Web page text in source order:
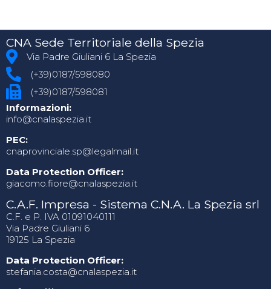
CNA Sede Territoriale della Spezia
Via Padre Giuliani 6 La Spezia
(+39)0187/598080
(+39)0187/598081
Informazioni:
info@cnalaspezia.it
PEC:
cnaprovinciale.sp@legalmail.it
Data Protection Officer:
giacomo.fiore@cnalaspezia.it
C.A.F. Impresa - Sistema C.N.A. La Spezia srl
C.F. e P. IVA 01091040111
Via Padre Giuliani 6
19125 La Spezia
Data Protection Officer:
stefania.costa@cnalaspezia.it